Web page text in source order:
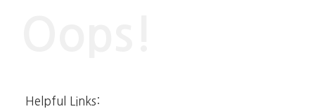
Helpful Links: